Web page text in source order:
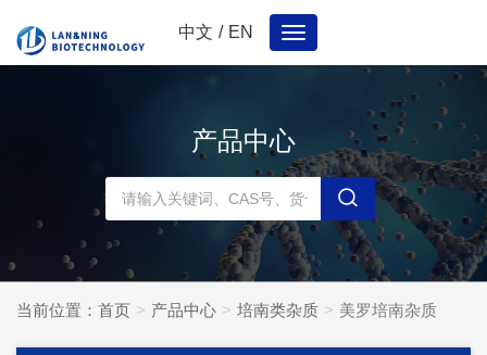
中文 / EN
Toggle
navigation
产品中心
当前位置： 首页 产品中心 培南类杂质 美罗培南杂质